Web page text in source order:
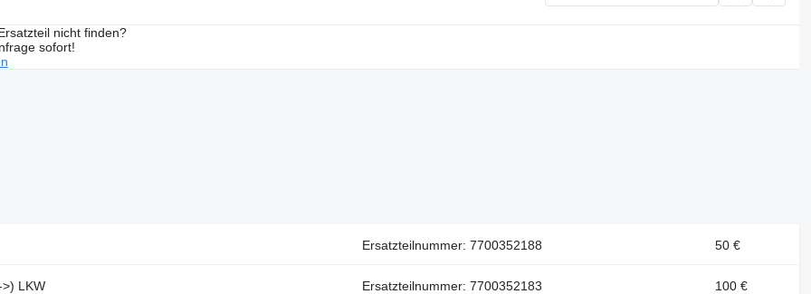
nicht finden?
sofort!
Ersatzteilnummer: 7700352188 50 €
LKW Ersatzteilnummer: 7700352183 100 €